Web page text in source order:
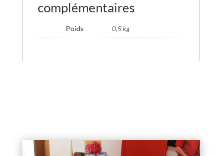
complémentaires
Poids 0,5 kg